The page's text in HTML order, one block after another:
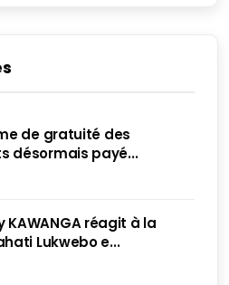
de gratuité des
désormais payé...
KAWANGA réagit à la
Lukwebo e...